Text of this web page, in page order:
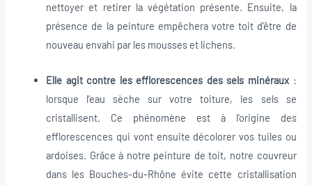
nettoyer et retirer la végétation présente. Ensuite, la
présence de la peinture empêchera votre toit d’être de
nouveau envahi par les mousses et lichens.
Elle agit contre les efflorescences des sels minéraux :
lorsque l’eau sèche sur votre toiture, les sels se
cristallisent. Ce phénomène est à l’origine des
efflorescences qui vont ensuite décolorer vos tuiles ou
ardoises. Grâce à notre peinture de toit, notre couvreur
dans les Bouches-du-Rhône évite cette cristallisation